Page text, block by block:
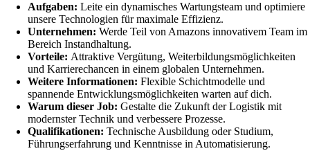
Aufgaben: Leite ein dynamisches Wartungsteam und optimiere
unsere Technologien für maximale Effizienz.
Unternehmen: Werde Teil von Amazons innovativem Team im
Bereich Instandhaltung.
Vorteile: Attraktive Vergütung, Weiterbildungsmöglichkeiten
und Karrierechancen in einem globalen Unternehmen.
Weitere Informationen: Flexible Schichtmodelle und
spannende Entwicklungsmöglichkeiten warten auf dich.
Warum dieser Job: Gestalte die Zukunft der Logistik mit
modernster Technik und verbessere Prozesse.
Qualifikationen: Technische Ausbildung oder Studium,
Führungserfahrung und Kenntnisse in Automatisierung.